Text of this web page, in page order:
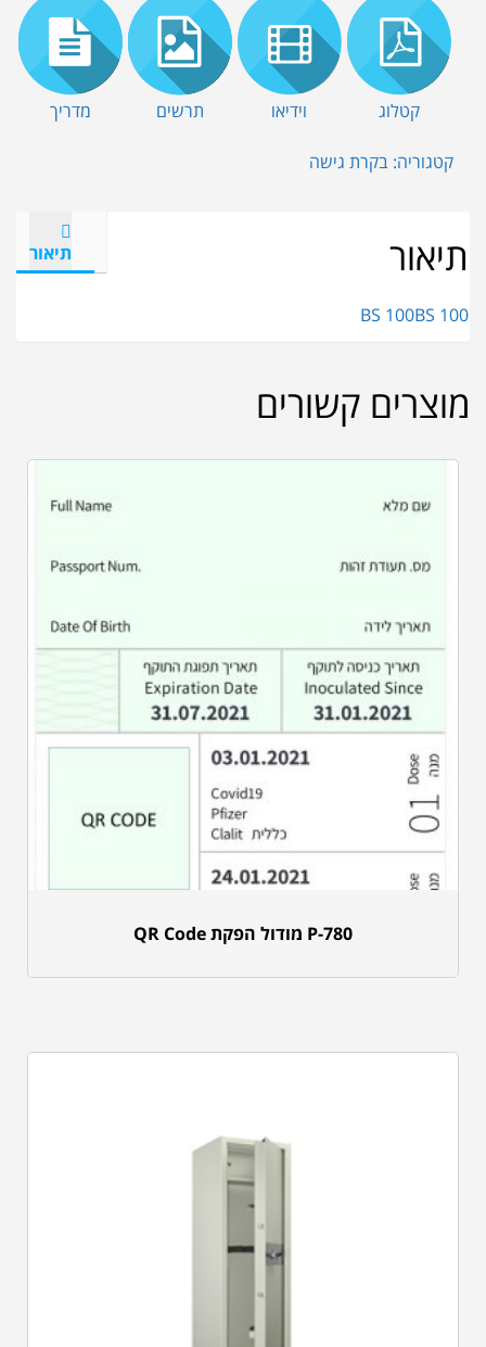
קטלוג וידיאו תרשים מדריך
קטגוריה: בקרת גישה
תיאור תיאור
BS 100BS 100
מוצרים קשורים
P-780 מודול הפקת QR Code